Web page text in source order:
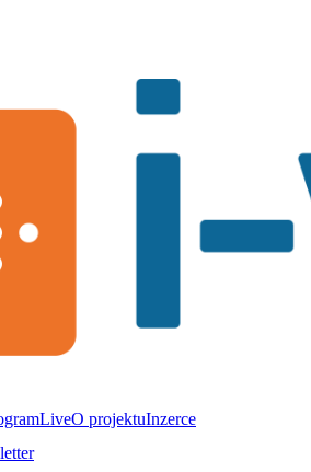
LiveO projektuInzerce